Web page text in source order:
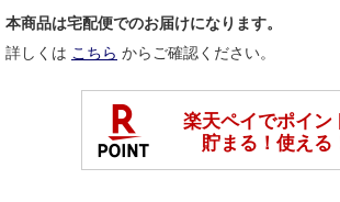
本商品は宅配便でのお届けになります。
詳しくは こちら からご確認ください。